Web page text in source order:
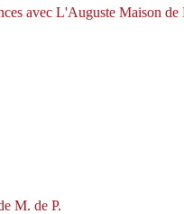
avec L'Auguste Maison de
M. de P.